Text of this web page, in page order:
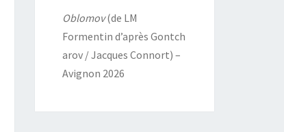
Oblomov(de LM
Formentin d’après Gontch
arov / Jacques Connort) –
Avignon 2026